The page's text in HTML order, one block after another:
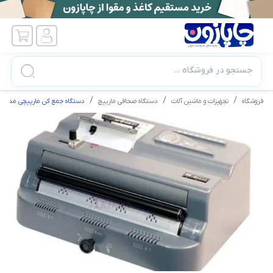
جستجو در فروشگاه ...
فروشگاه تجهیزات و ماشین آلات دستگاه صحافی مارپیچ